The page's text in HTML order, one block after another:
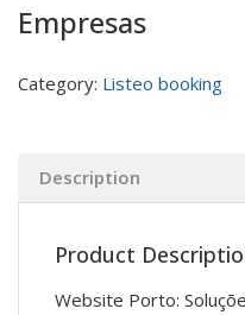
Empresas
Category: Listeo booking
Description
Product
Website Porto: